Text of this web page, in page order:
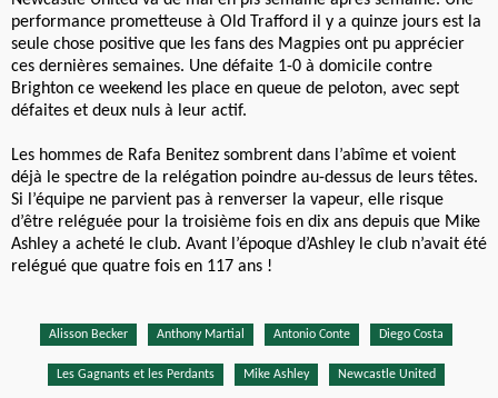
performance prometteuse à Old Trafford il y a quinze jours est la
seule chose positive que les fans des Magpies ont pu apprécier
ces dernières semaines. Une défaite 1-0 à domicile contre
Brighton ce weekend les place en queue de peloton, avec sept
défaites et deux nuls à leur actif.
Les hommes de Rafa Benitez sombrent dans l’abîme et voient
déjà le spectre de la relégation poindre au-dessus de leurs têtes.
Si l’équipe ne parvient pas à renverser la vapeur, elle risque
d’être reléguée pour la troisième fois en dix ans depuis que Mike
Ashley a acheté le club. Avant l’époque d’Ashley le club n’avait été
relégué que quatre fois en 117 ans !
Alisson Becker Anthony Martial Antonio Conte Diego Costa
Les Gagnants et les Perdants Mike Ashley Newcastle United